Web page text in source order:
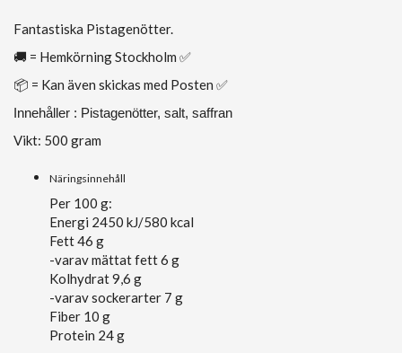
Fantastiska Pistagenötter.
🚚 = Hemkörning Stockholm ✅
📦 = Kan även skickas med Posten ✅
Innehåller : Pistagenötter, salt, saffran
Vikt: 500 gram
Näringsinnehåll
Per 100 g:
Energi 2450 kJ/580 kcal
Fett 46 g
-varav mättat fett 6 g
Kolhydrat 9,6 g
-varav sockerarter 7 g
Fiber 10 g
Protein 24 g